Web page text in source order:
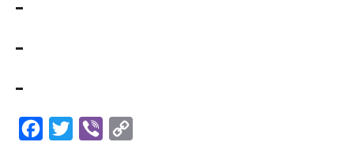
Facebook
Twitter Viber